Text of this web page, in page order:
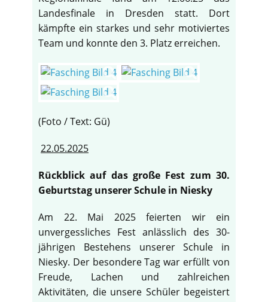
Landesfinale in Dresden statt. Dort
kämpfte ein starkes und sehr motiviertes
Team und konnte den 3. Platz erreichen.
(Foto / Text: Gü)
22.05.2025
Rückblick auf das große Fest zum 30.
Geburtstag unserer Schule in Niesky
Am 22. Mai 2025 feierten wir ein
unvergessliches Fest anlässlich des 30-
jährigen Bestehens unserer Schule in
Niesky. Der besondere Tag war erfüllt von
Freude, Lachen und zahlreichen
Aktivitäten, die unsere Schüler begeistert